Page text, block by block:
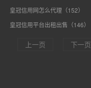
皇冠信用网怎么代理（152）
皇冠信用平台出租出售（146）
上一页 下一页